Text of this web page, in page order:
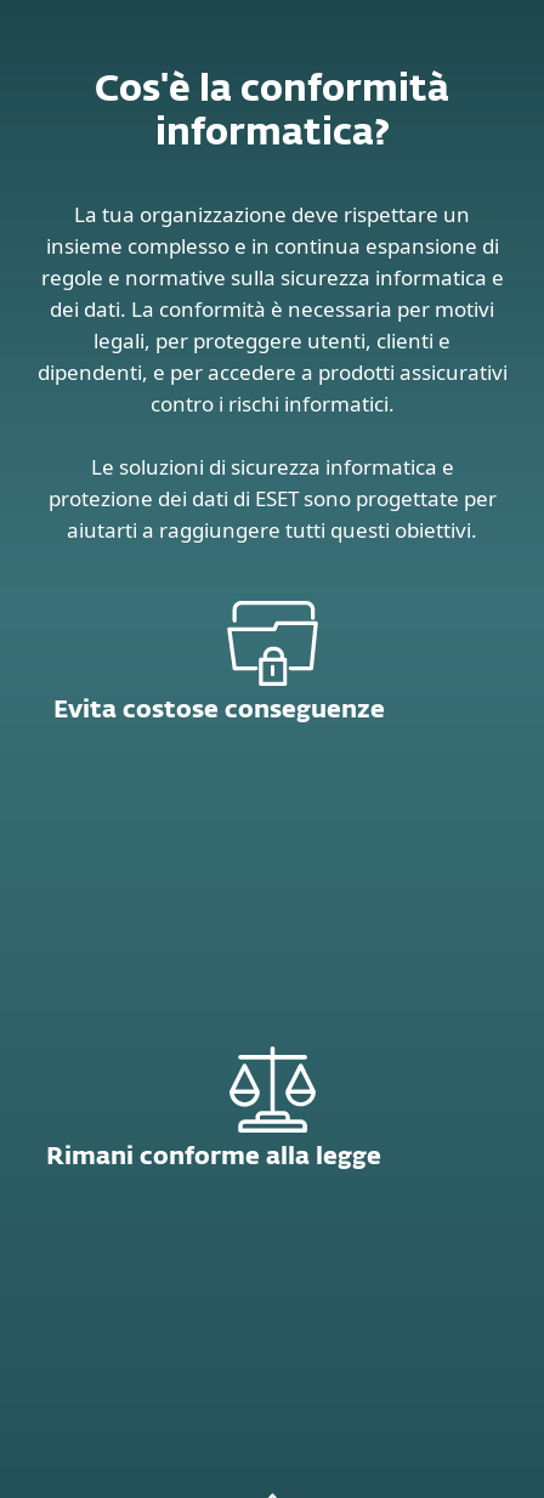
Cos'è la conformità
informatica?
La tua organizzazione deve rispettare un
insieme complesso e in continua espansione di
regole e normative sulla sicurezza informatica e
dei dati. La conformità è necessaria per motivi
legali, per proteggere utenti, clienti e
dipendenti, e per accedere a prodotti assicurativi
contro i rischi informatici.
Le soluzioni di sicurezza informatica e
protezione dei dati di ESET sono progettate per
aiutarti a raggiungere tutti questi obiettivi.
Evita costose conseguenze
Rimani conforme alla legge